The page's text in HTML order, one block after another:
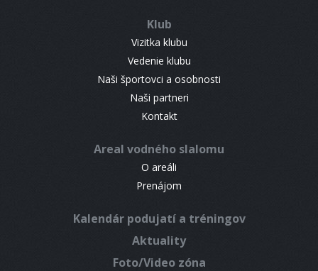
Klub
Vizitka klubu
Vedenie klubu
Naši športovci a osobnosti
Naši partneri
Kontakt
Areal vodného slalomu
O areáli
Prenájom
Kalendár podujatí a tréningov
Aktuality
Foto/Video zóna
CONTACT